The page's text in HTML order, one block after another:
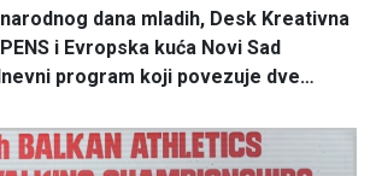
dana mladih, Desk Kreativna
i Evropska kuća Novi Sad
program koji povezuje dve…